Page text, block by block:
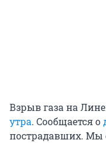
Взрыв газа на
утра. Сообщается о
пострадавших. Мы